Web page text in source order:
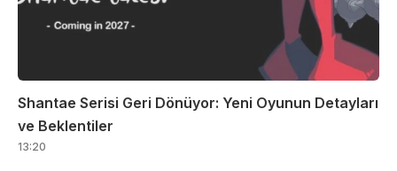
Shantae Serisi Geri Dönüyor: Yeni Oyunun Detayları
ve Beklentiler
13:20